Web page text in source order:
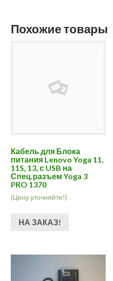
Похожие товары
Кабель для Блока
питания Lenovo Yoga 11,
11S, 13, с USB на
Спец.разъем Yoga 3
PRO 1370
(Цену уточняйте!)
НА ЗАКАЗ!